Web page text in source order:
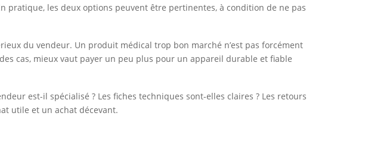
pratique, les deux options peuvent être pertinentes, à condition de ne pas
du vendeur. Un produit médical trop bon marché n’est pas forcément
cas, mieux vaut payer un peu plus pour un appareil durable et fiable
est-il spécialisé ? Les fiches techniques sont-elles claires ? Les retours
utile et un achat décevant.